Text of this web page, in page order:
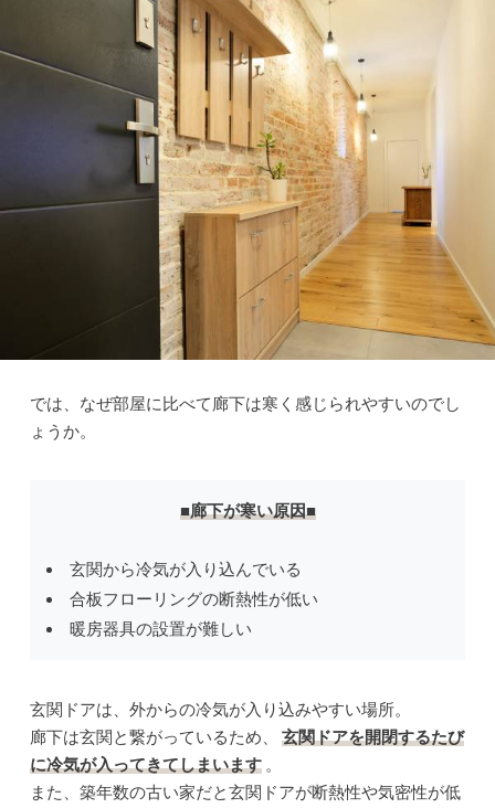
では、なぜ部屋に比べて廊下は寒く感じられやすいのでし
ょうか。
■廊下が寒い原因■
玄関から冷気が入り込んでいる
合板フローリングの断熱性が低い
暖房器具の設置が難しい
玄関ドアは、外からの冷気が入り込みやすい場所。
廊下は玄関と繋がっているため、
玄関ドアを開閉するたび
に冷気が入ってきてしまいます 。
また、築年数の古い家だと玄関ドアが断熱性や気密性が低